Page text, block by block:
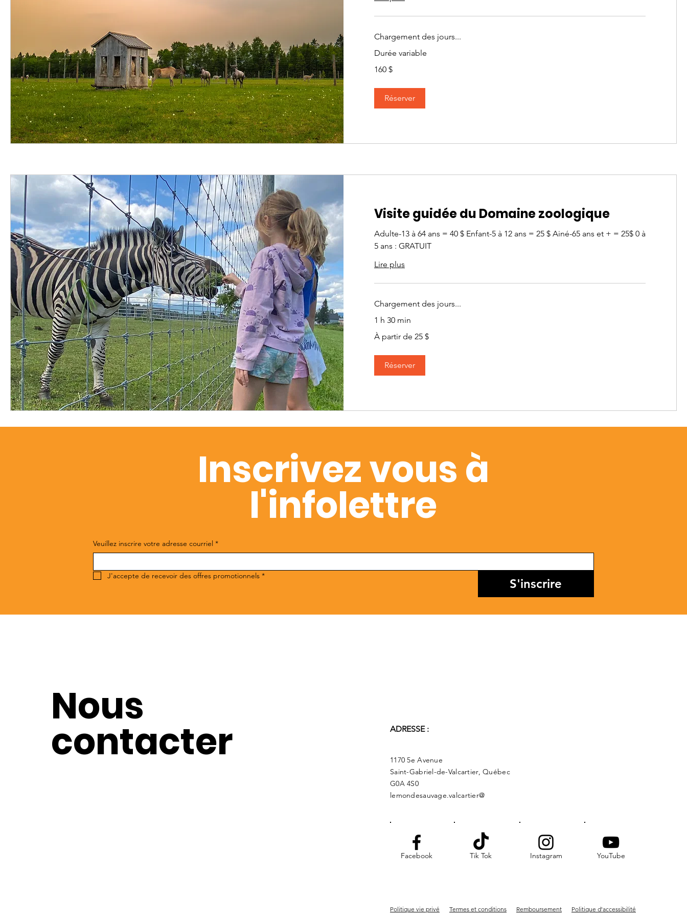
Chargement des jours...
Durée variable
canadiens
160 $
Réserver
Visite guidée du Domaine zoologique
Adulte-13 à 64 ans = 40 $ Enfant-5 à 12 ans = 25 $ Ainé-65 ans et + = 25$ 0 à
5 ans : GRATUIT
Lire plus
Chargement des jours...
1 h 30 min
À
partir
À partir de 25 $
Réserver
Inscrivez vous à
l'infolettre
Veuillez inscrire votre adresse courriel *
J'accepte de recevoir des offres promotionnels *
S'inscrire
Nous
contacter ADRESSE :
1170 5e Avenue
Saint-Gabriel-de-Valcartier, Québec
G0A 4S0
lemondesauvage.valcartier@
Facebook Tik Tok Instagram YouTube
Politique vie privé Termes et conditions Remboursement Politique d'accessibilité